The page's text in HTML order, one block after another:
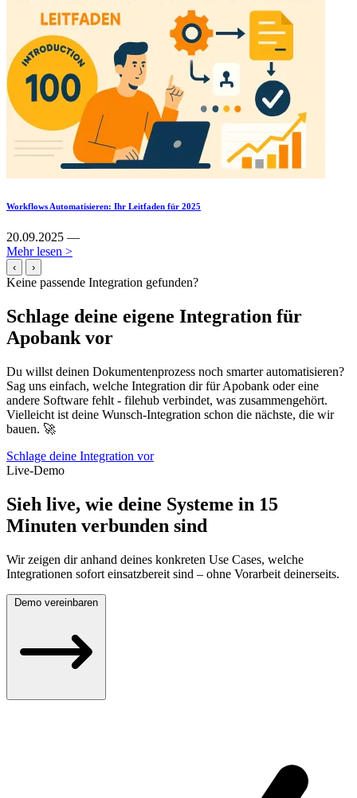
Workflows Automatisieren: Ihr Leitfaden für 2025
20.09.2025 —
Mehr lesen >
‹ ›
Keine passende Integration gefunden?
Schlage deine eigene Integration für
Apobank vor
Du willst deinen Dokumentenprozess noch smarter automatisieren?
Sag uns einfach, welche Integration dir für Apobank oder eine
andere Software fehlt - filehub verbindet, was zusammengehört.
Vielleicht ist deine Wunsch-Integration schon die nächste, die wir
bauen. 🚀
Schlage deine Integration vor
Live-Demo
Sieh live, wie deine Systeme in 15
Minuten verbunden sind
Wir zeigen dir anhand deines konkreten Use Cases, welche
Integrationen sofort einsatzbereit sind – ohne Vorarbeit deinerseits.
Demo vereinbaren